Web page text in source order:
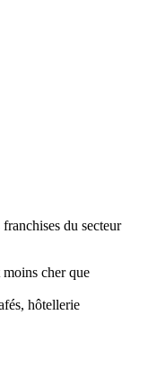
du secteur
cher que
hôtellerie